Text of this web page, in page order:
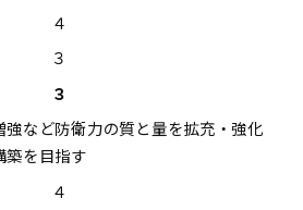
４
３
３
強など防衛力の質と量を拡充・強化
築を目指す
４